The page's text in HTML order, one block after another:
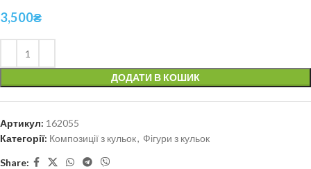
3,500₴
ДОДАТИ В КОШИК
Артикул: 162055
Категорії: Композиції з кульок, Фігури з кульок
Share: